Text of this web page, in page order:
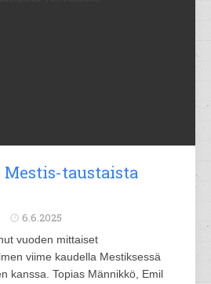
taustaista
6.6.2025
vuoden mittaiset
viime kaudella Mestiksessä
kanssa. Topias Männikkö, Emil